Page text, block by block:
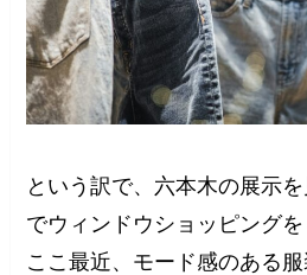
という訳で、六本木の展示
でウィンドウショッピングを
ここ最近、モード感のある服